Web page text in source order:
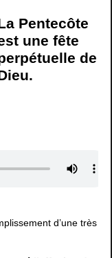
Pentecôte
une fête
de
d’une très